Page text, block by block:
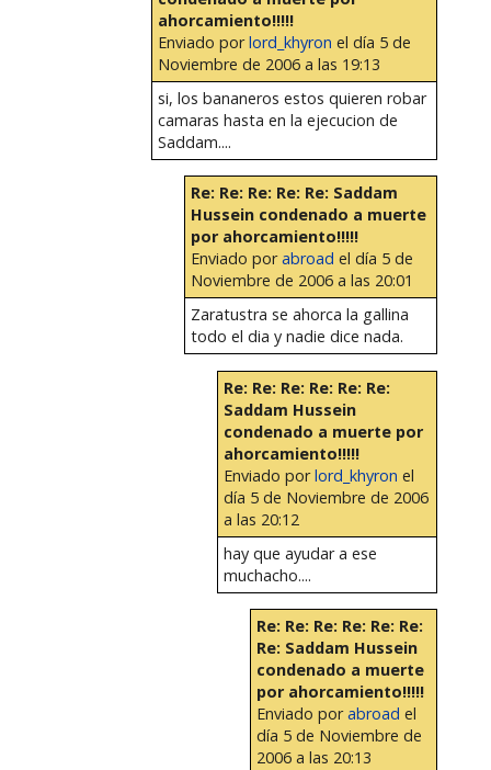
ahorcamiento!!!!!
Enviado porlord_khyron el día 5 de
Noviembre de 2006 a las 19:13
si, los bananeros estos quieren robar
camaras hasta en la ejecucion de
Saddam....
Re: Re: Re: Re: Re: Saddam
Hussein condenado a muerte
por ahorcamiento!!!!!
Enviado porabroad el día 5 de
Noviembre de 2006 a las 20:01
Zaratustra se ahorca la gallina
todo el dia y nadie dice nada.
Re: Re: Re: Re: Re: Re:
Saddam Hussein
condenado a muerte por
ahorcamiento!!!!!
Enviado porlord_khyron el
día 5 de Noviembre de 2006
a las 20:12
hay que ayudar a ese
muchacho....
Re: Re: Re: Re: Re: Re:
Re: Saddam Hussein
condenado a muerte
por ahorcamiento!!!!!
Enviado porabroad el
día 5 de Noviembre de
2006 a las 20:13